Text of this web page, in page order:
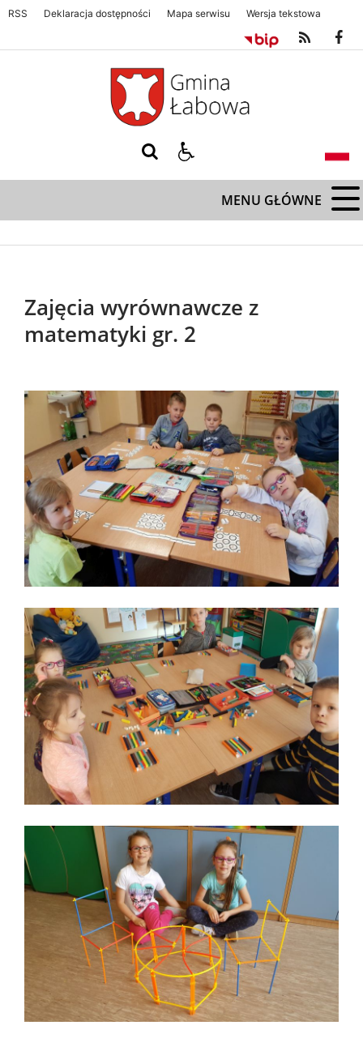
RSS Deklaracja dostępności Mapa serwisu Wersja tekstowa
Gmina Łabowa. Zapraszamy serdecznie
MENU GŁÓWNE
Zajęcia wyrównawcze z
matematyki gr. 2
Treść